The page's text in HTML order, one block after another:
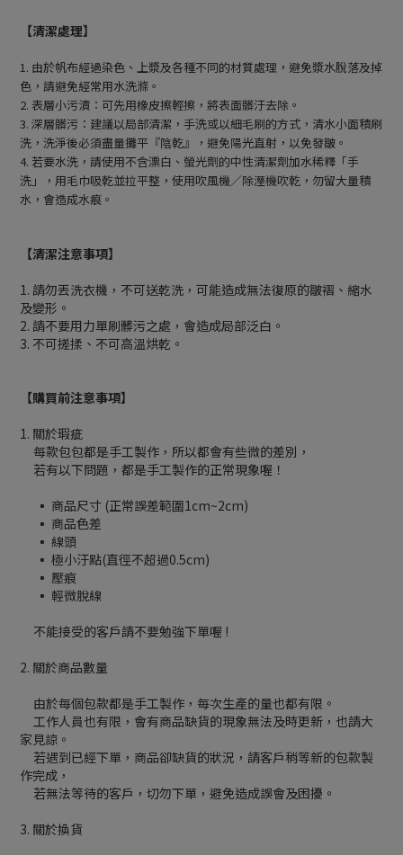
【清潔處理】
1. 由於帆布經過染色、上漿及各種不同的材質處理，避免漿水脫落及掉
色，請避免經常用水洗滌。
2. 表層小污漬：可先用橡皮擦輕擦，將表面髒汙去除。
3. 深層髒污：建議以局部清潔，手洗或以細毛刷的方式，清水小面積刷
洗，洗淨後必須盡量攤平『陰乾』，避免陽光直射，以免發皺。
4. 若要水洗，請使用不含漂白、螢光劑的中性清潔劑加水稀釋「手
洗」，用毛巾吸乾並拉平整，使用吹風機∕除溼機吹乾，勿留大量積
水，會造成水痕。
【清潔注意事項】
1. 請勿丟洗衣機，不可送乾洗，可能造成無法復原的皺褶、縮水
及變形。
2. 請不要用力單刷髒污之處，會造成局部泛白。
3. 不可搓揉、不可高溫烘乾。
【購買前注意事項】
1. 關於瑕疵
每款包包都是手工製作，所以都會有些微的差別，
若有以下問題，都是手工製作的正常現象喔！
▪ 商品尺寸 (正常誤差範圍1cm~2cm)
▪ 商品色差
▪ 線頭
▪ 極小汙點(直徑不超過0.5cm)
▪ 壓痕
▪ 輕微脫線
不能接受的客戶請不要勉強下單喔 !
2. 關於商品數量
由於每個包款都是手工製作，每次生產的量也都有限。
工作人員也有限，會有商品缺貨的現象無法及時更新，也請大
家見諒。
若遇到已經下單，商品卻缺貨的狀況，請客戶稍等新的包款製
作完成，
若無法等待的客戶，切勿下單，避免造成誤會及困擾。
3. 關於換貨